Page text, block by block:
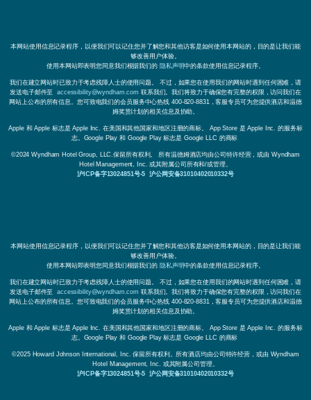
本网站使用信息记录程序，以便我们可以记住您并了解您和其他访客是如何使用本网站的，目的是让我们能
够改善用户体验。
使用本网站即表明您同意我们根据我们的 隐私声明中的条款使用信息记录程序。
我们在建立网站时已致力于考虑残障人士的使用问题。 不过，如果您在使用我们的网站时遇到任何困难，请
发送电子邮件至accessibility@wyndham.com 联系我们。我们将致力于确保您有完整的权限，访问我们在
网站上公布的所有信息。您可致电我们的会员服务中心热线 400-820-8831，客服专员可为您提供酒店和温德
姆奖赏计划的相关信息及协助。
Apple 和 Apple 标志是 Apple Inc. 在美国和其他国家和地区注册的商标。 App Store 是 Apple Inc. 的服务标
志。Google Play 和 Google Play 标志是 Google LLC 的商标
©2024 Wyndham Hotel Group, LLC.保留所有权利。 所有温德姆酒店均由公司特许经营，或由 Wyndham
Hotel Management, Inc. 或其附属公司所有和/或管理。
沪ICP备字13024851号-5
沪公网安备31010402010332号
本网站使用信息记录程序，以便我们可以记住您并了解您和其他访客是如何使用本网站的，目的是让我们能
够改善用户体验。
使用本网站即表明您同意我们根据我们的 隐私声明中的条款使用信息记录程序。
我们在建立网站时已致力于考虑残障人士的使用问题。 不过，如果您在使用我们的网站时遇到任何困难，请
发送电子邮件至accessibility@wyndham.com 联系我们。我们将致力于确保您有完整的权限，访问我们在
网站上公布的所有信息。您可致电我们的会员服务中心热线 400-820-8831，客服专员可为您提供酒店和温德
姆奖赏计划的相关信息及协助。
Apple 和 Apple 标志是 Apple Inc. 在美国和其他国家和地区注册的商标。 App Store 是 Apple Inc. 的服务标
志。Google Play 和 Google Play 标志是 Google LLC 的商标
©2025 Howard Johnson International, Inc. 保留所有权利。所有酒店均由公司特许经营，或由 Wyndham
Hotel Management, Inc. 或其附属公司管理。
沪ICP备字13024851号-5
沪公网安备31010402010332号